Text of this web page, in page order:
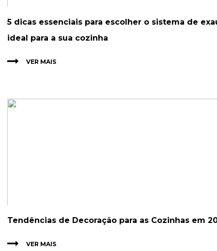
5 dicas essenciais para escolher o sistema de
ideal para a sua cozinha
VER MAIS
Tendências de Decoração para as Cozinhas em
VER MAIS